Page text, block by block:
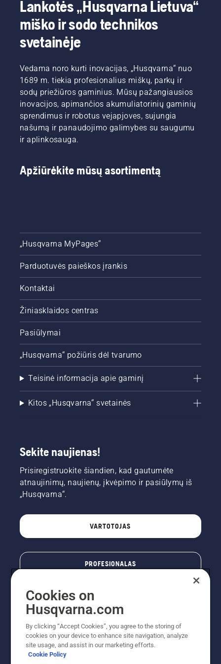
kaip
patikrinti,
ar
grandininio
pjūklo
sistemos
yra
tinkama.
Pirmiausia
patikrinkite
alyvos
lygį.
Užveskite
grandininį
kad
variklio
apsukas
kelių
centimetrų
nuo
medžio
alyva
nurodys,
kad
sistema
veikia
komanda.
Ir jie yra
reikliausi
mūsų
naudotojai.
Lankotės „Husqvarna Lietuva“
miško ir sodo technikos
svetainėje
Vedama noro kurti inovacijas, „Husqvarna“ nuo
1689 m. tiekia profesionalius miškų, parkų ir
sodų priežiūros gaminius. Mūsų pažangiausios
inovacijos, apimančios akumuliatorinių gaminių
sprendimus ir robotus vejapjoves, sujungia
našumą ir panaudojimo galimybes su saugumu
ir aplinkosauga.
Apžiūrėkite mūsų asortimentą
„Husqvarna MyPages“
Parduotuvės paieškos įrankis
Kontaktai
Žiniasklaidos centras
Pasiūlymai
„Husqvarna“ požiūris dėl tvarumo
Teisinė informacija apie gaminį
Kitos „Husqvarna“ svetainės
Sekite naujienas!
Prisiregistruokite šiandien, kad gautumėte
atnaujinimų, naujienų, įkvėpimo ir pasiūlymų iš
„Husqvarna“.
VARTOTOJAS
PROFESIONALAS
Cookies on
Husqvarna.com
By clicking “Accept Cookies”, you agree to the storing of
cookies on your device to enhance site navigation, analyze
site usage, and assist in our marketing efforts.
Cookie Policy